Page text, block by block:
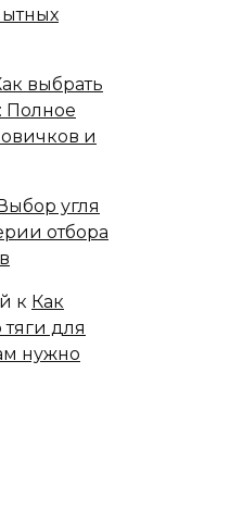
выбрать
Полное
и
угля
отбора
к Как
тяги для
нужно